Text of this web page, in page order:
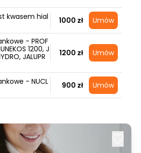
kwasem hial
1000 zł Umów
- PROF
1200, J
JALUPR
1200 zł Umów
- NUCL
900 zł Umów